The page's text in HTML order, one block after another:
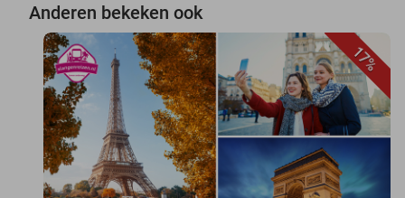
Anderen bekeken ook
17%